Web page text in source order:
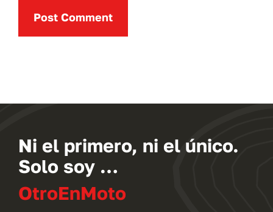
Ni el primero, ni el único.
Solo soy …
OtroEnMoto